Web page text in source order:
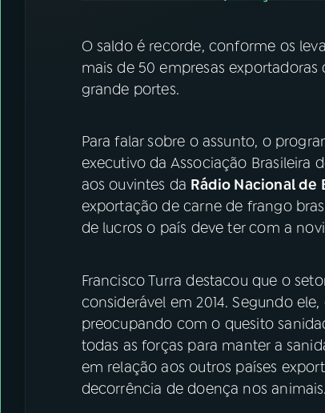
O saldo é recorde, conforme os
mais de 50 empresas
grande portes.
Para falar sobre o assunto, o
executivo da Associação Brasileira
aos ouvintes da Rádio Nacional de
exportação de carne de frango
de lucros o país deve ter com a
Francisco Turra destacou que o
considerável em 2014. Segundo
preocupando com o quesito
todas as forças para manter a
em relação aos outros países
decorrência de doença nos animais.